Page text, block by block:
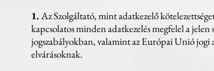
1.Az Szolgáltató, mint adatkezelő
kapcsolatos minden adatkezelés megfelel a jelen
jogszabályokban, valamint az Európai Unió jogi
elvárásoknak.